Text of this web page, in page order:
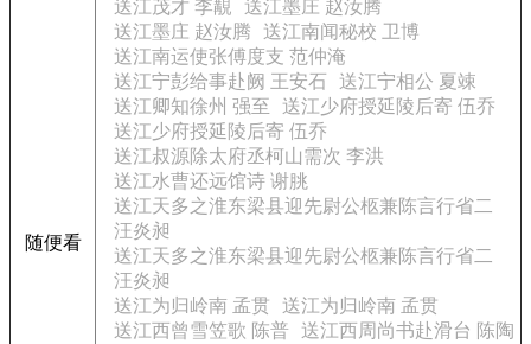
随便看
送江茂才 李覯
送江墨庄 赵汝腾
送江墨庄 赵汝腾
送江南闻秘校 卫博
送江南运使张傅度支 范仲淹
送江宁彭给事赴阙 王安石
送江宁相公 夏竦
送江卿知徐州 强至
送江少府授延陵后寄 伍乔
送江少府授延陵后寄 伍乔
送江叔源除太府丞柯山需次 李洪
送江水曹还远馆诗 谢朓
送江天多之淮东梁县迎先尉公柩兼陈言行省二
汪炎昶
送江天多之淮东梁县迎先尉公柩兼陈言行省二
汪炎昶
送江为归岭南 孟贯
送江为归岭南 孟贯
送江西曾雪笠歌 陈普
送江西周尚书赴滑台 陈陶